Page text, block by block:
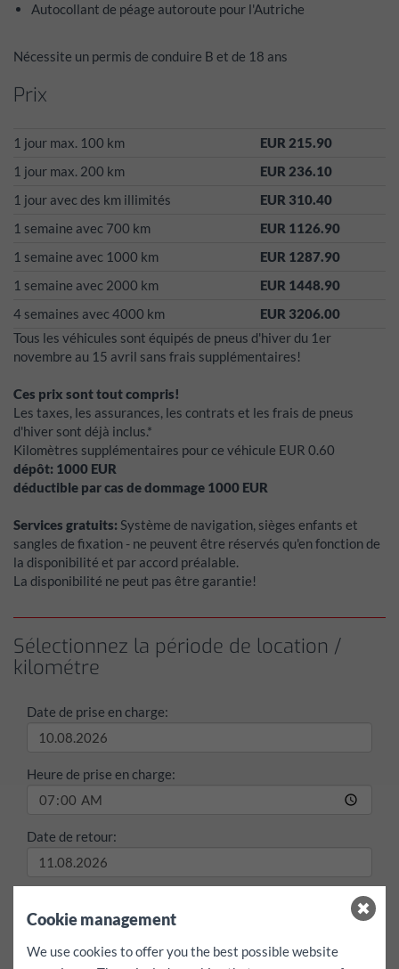
Autocollant de péage autoroute pour l'Autriche
Nécessite un permis de conduire B et de 18 ans
Prix
1 jour max. 100 km
EUR 215.90
1 jour max. 200 km
EUR 236.10
1 jour avec des km illimités
EUR 310.40
1 semaine avec 700 km
EUR 1126.90
1 semaine avec 1000 km
EUR 1287.90
1 semaine avec 2000 km
EUR 1448.90
4 semaines avec 4000 km
EUR 3206.00
Tous les véhicules sont équipés de pneus d'hiver du 1er
novembre au 15 avril sans frais supplémentaires!
Ces prix sont tout compris!
Les taxes, les assurances, les contrats et les frais de pneus
d'hiver sont déjà inclus.*
Kilomètres supplémentaires pour ce véhicule EUR 0.60
dépôt: 1000 EUR
déductible par cas de dommage 1000 EUR
Services gratuits:Système de navigation, sièges enfants et
sangles de fixation - ne peuvent être réservés qu'en fonction de
la disponibilité et par accord préalable.
La disponibilité ne peut pas être garantie!
Sélectionnez la période de location /
kilométre
Date de prise en charge:
Heure de prise en charge:
Date de retour:
max./jour
Cookie management
We use cookies to offer you the best possible website